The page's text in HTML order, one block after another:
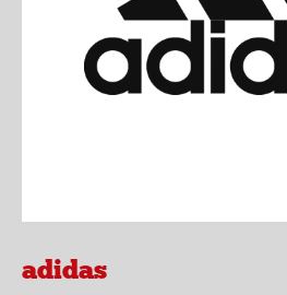
adidas